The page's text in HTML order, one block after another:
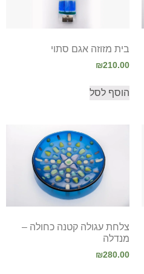
בית מזוזה אגם סתוי
₪210.00
הוסף לסל
צלחת עגולה קטנה כחולה –
מנדלה
₪280.00